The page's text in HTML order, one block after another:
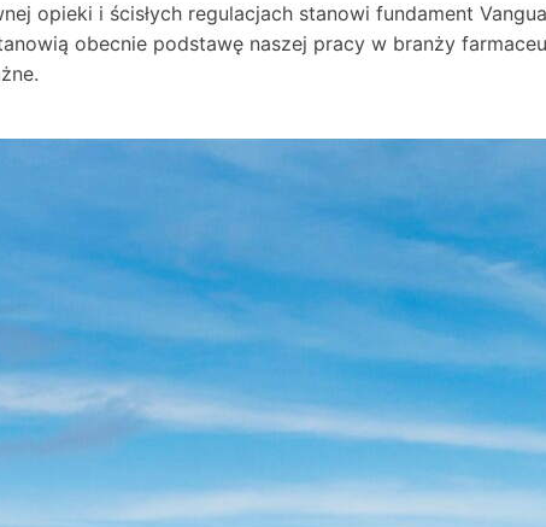
opieki i ścisłych regulacjach stanowi fundament
obecnie podstawę naszej pracy w branży